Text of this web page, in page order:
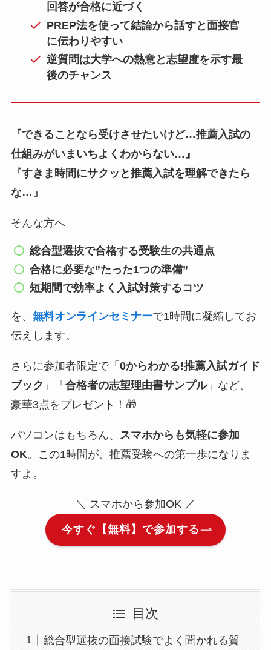
回答が合格に近づく
PREP法を使って結論から話すと面接官
に伝わりやすい
逆質問は大学への熱意と志望度を示す最
後のチャンス
『できることなら受けさせたいけど…推薦入試の
仕組みがいまいちよくわからない…』
『すきま時間にサクッと推薦入試を理解できたら
な…』
そんな方へ
総合型選抜で合格する受験生の共通点
合格に必要な”たった1つの準備”
短期間で効率よく入試対策するコツ
を、 無料オンラインセミナーで1時間に凝縮してお
伝えします。
さらに参加者限定で「 0からわかる!推薦入試ガイド
ブック 」「 合格者の志望理由書サンプル」など、
豪華3点をプレゼント！🎁
パソコンはもちろん、 スマホからも気軽に参加
OK。この1時間が、推薦受験への第一歩になりま
すよ。
＼ スマホから参加OK ／
今すぐ【無料】で参加する
目次
総合型選抜の面接試験でよく聞かれる質